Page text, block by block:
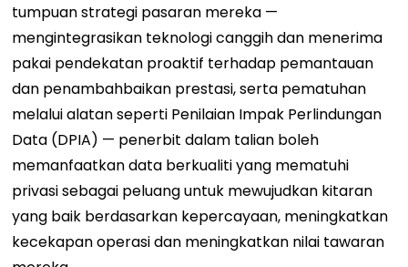
tumpuan strategi pasaran mereka —
mengintegrasikan teknologi canggih dan menerima
pakai pendekatan proaktif terhadap pemantauan
dan penambahbaikan prestasi, serta pematuhan
melalui alatan seperti Penilaian Impak Perlindungan
Data (DPIA) — penerbit dalam talian boleh
memanfaatkan data berkualiti yang mematuhi
privasi sebagai peluang untuk mewujudkan kitaran
yang baik berdasarkan kepercayaan, meningkatkan
kecekapan operasi dan meningkatkan nilai tawaran